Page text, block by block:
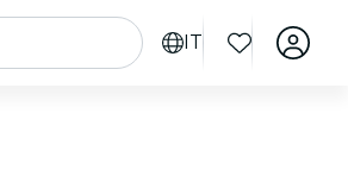
IT